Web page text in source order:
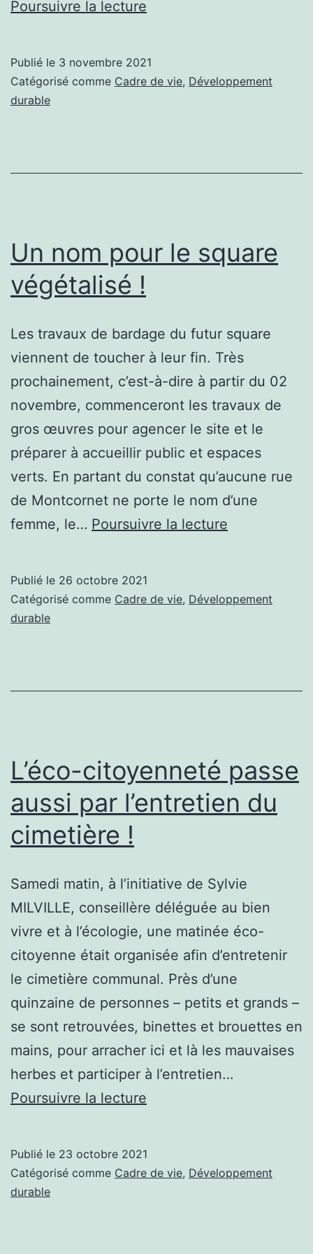
Poursuivre la lecture
insectes
!
Publié le 3 novembre 2021
Catégorisé comme Cadre de vie, Développement
durable
Un nom pour le square
végétalisé !
Les travaux de bardage du futur square
viennent de toucher à leur fin. Très
prochainement, c’est-à-dire à partir du 02
novembre, commenceront les travaux de
gros œuvres pour agencer le site et le
préparer à accueillir public et espaces
verts. En partant du constat qu’aucune rue
de Montcornet ne porte le nom d’une
femme, le… Poursuivre la lecture
le
Publié le 26 octobre 2021
Catégorisé comme Cadre de vie, Développement
durable
L’éco-citoyenneté passe
aussi par l’entretien du
cimetière !
Samedi matin, à l’initiative de Sylvie
MILVILLE, conseillère déléguée au bien
vivre et à l’écologie, une matinée éco-
citoyenne était organisée afin d’entretenir
le cimetière communal. Près d’une
quinzaine de personnes – petits et grands –
se sont retrouvées, binettes et brouettes en
mains, pour arracher ici et là les mauvaises
herbes et participer à l’entretien…
Poursuivre la lecture
aussi
Publié le 23 octobre 2021
Catégorisé comme Cadre de vie, Développement
durable